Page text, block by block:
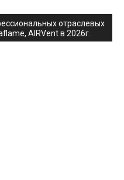
отраслевых
AIRVent в 2026г.